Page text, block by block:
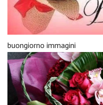
buongiorno immagini